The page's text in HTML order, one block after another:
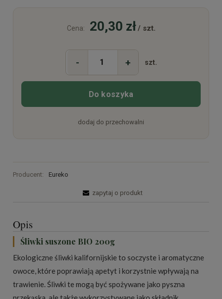
Cena: 20,30 zł/ szt.
- + szt.
Do koszyka
dodaj do przechowalni
Producent: Eureko
zapytaj o produkt
Opis
Śliwki suszone BIO 200g
Ekologiczne śliwki kalifornijskie to soczyste i aromatyczne
owoce, które poprawiają apetyt i korzystnie wpływają na
trawienie. Śliwki te mogą być spożywane jako pyszna